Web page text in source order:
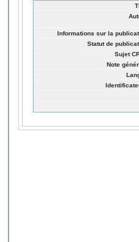
Informations sur la
Statut de
Sujet
Note